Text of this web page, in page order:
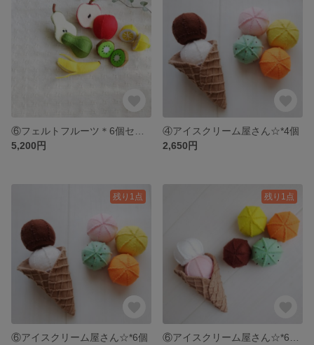
5,200円
④アイスクリーム屋さん☆*4個
2,650円
残り1点
⑥アイスクリーム屋さん☆*6個
残り1点